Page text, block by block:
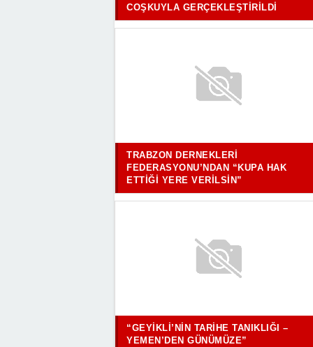
COŞKUYLA GERÇEKLEŞTIRILDI
TRABZON DERNEKLERI
FEDERASYONU’NDAN “KUPA HAK
ETTIĞI YERE VERILSIN”
“GEYIKLI’NIN TARIHE TANIKLIĞI –
YEMEN’DEN GÜNÜMÜZE”